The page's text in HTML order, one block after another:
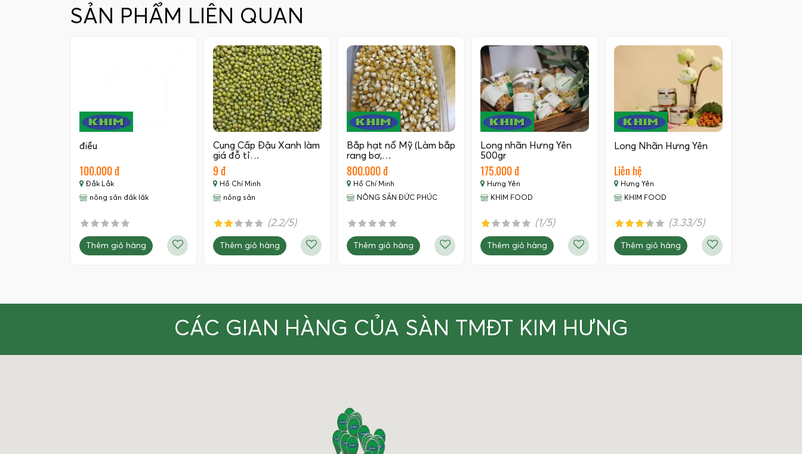
SẢN PHẨM LIÊN QUAN
điều
100.000 đ
Đắk Lắk
nông sản đăk lăk
Thêm giỏ hàng
Cung Cấp Đậu Xanh làm
giá đỗ tỉ…
9 đ
Hồ Chí Minh
nông sản
(2.2/5)
Thêm giỏ hàng
Bắp hạt nổ Mỹ (Làm bắp
rang bơ,…
800.000 đ
Hồ Chí Minh
NÔNG SẢN ĐỨC PHÚC
Thêm giỏ hàng
Long nhãn Hưng Yên
500gr
175.000 đ
Hưng Yên
KHIM FOOD
(1/5)
Thêm giỏ hàng
Long Nhãn Hưng Yên
Liên hệ
Hưng Yên
KHIM FOOD
(3.33/5)
Thêm giỏ hàng
CÁC GIAN HÀNG CỦA SÀN TMĐT KIM HƯNG